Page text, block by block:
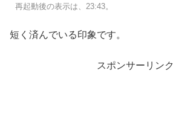
再起動後の表示は、23:43。
短く済んでいる印象です。
スポンサーリンク